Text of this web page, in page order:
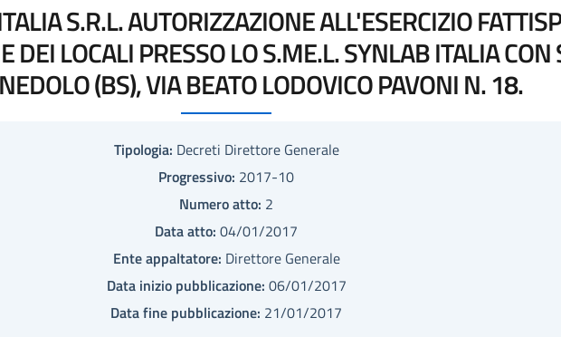
S.R.L. AUTORIZZAZIONE ALL'ESERCIZIO
DEI LOCALI PRESSO LO S.ME.L. SYNLAB ITALIA CON
(BS), VIA BEATO LODOVICO PAVONI N. 18.
Tipologia: Decreti Direttore Generale
Progressivo: 2017-10
Numero atto: 2
Data atto: 04/01/2017
Ente appaltatore: Direttore Generale
Data inizio pubblicazione: 06/01/2017
Data fine pubblicazione: 21/01/2017